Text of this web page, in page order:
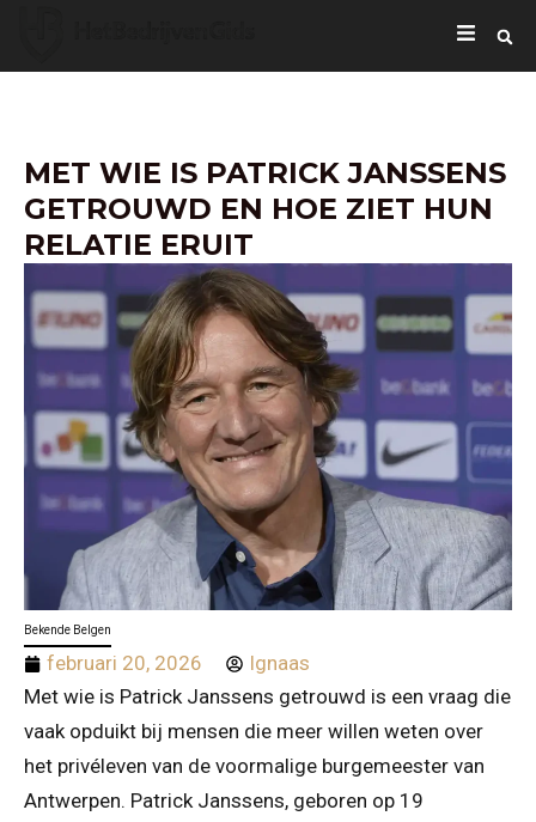
MET WIE IS PATRICK JANSSENS
GETROUWD EN HOE ZIET HUN
RELATIE ERUIT
Bekende Belgen
februari 20, 2026
Ignaas
Met wie is Patrick Janssens getrouwd is een vraag die
vaak opduikt bij mensen die meer willen weten over
het privéleven van de voormalige burgemeester van
Antwerpen. Patrick Janssens, geboren op 19